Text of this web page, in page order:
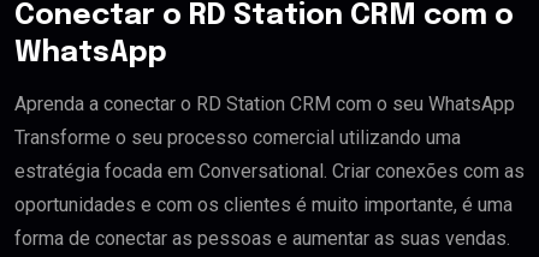
Conectar o RD Station CRM com o
WhatsApp
Aprenda a conectar o RD Station CRM com o seu WhatsApp
Transforme o seu processo comercial utilizando uma
estratégia focada em Conversational. Criar conexões com as
oportunidades e com os clientes é muito importante, é uma
forma de conectar as pessoas e aumentar as suas vendas.